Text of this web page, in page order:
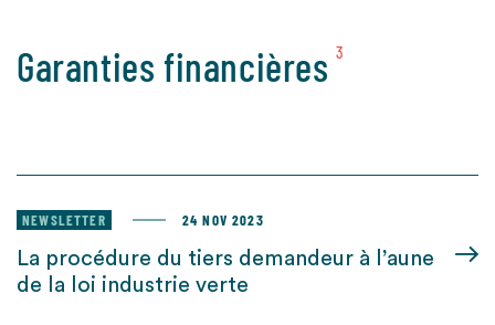
Garanties financières 3
NEWSLETTER 24 NOV 2023
La procédure du tiers demandeur à l’aune
de la loi industrie verte